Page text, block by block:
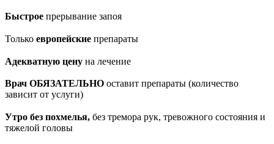
Быстрое прерывание запоя
Только европейские препараты
Адекватную цену на лечение
Врач ОБЯЗАТЕЛЬНО оставит препараты (количество
зависит от услуги)
Утро без похмелья, без тремора рук, тревожного состояния и
тяжелой головы